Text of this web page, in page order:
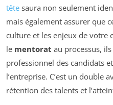
tête saura non seulement
mais également assurer que
culture et les enjeux de votre
le mentorat au processus,
professionnel des candidats
l’entreprise. C’est un double
rétention des talents et